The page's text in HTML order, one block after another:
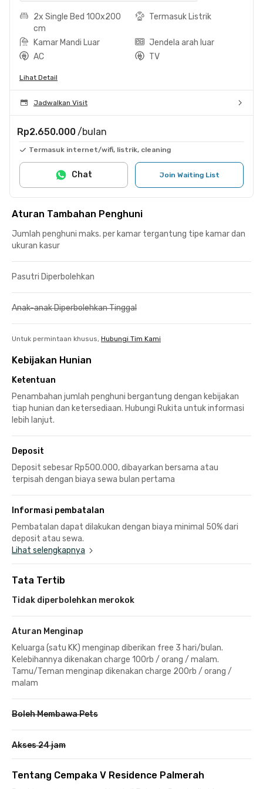
2x Single Bed 100x200
cm
Termasuk Listrik
Kamar Mandi Luar
Jendela arah luar
AC
TV
Lihat Detail
Jadwalkan Visit
Rp2.650.000 /bulan
Termasuk internet/wifi, listrik, cleaning
Join Waiting List
Chat
Aturan Tambahan Penghuni
Jumlah penghuni maks. per kamar tergantung tipe kamar dan
ukuran kasur
Pasutri Diperbolehkan
Anak-anak Diperbolehkan Tinggal
Untuk permintaan khusus, Hubungi Tim Kami
Kebijakan Hunian
Ketentuan
Penambahan jumlah penghuni bergantung dengan kebijakan
tiap hunian dan ketersediaan. Hubungi Rukita untuk informasi
lebih lanjut.
Deposit
Deposit sebesar Rp500.000, dibayarkan bersama atau
terpisah dengan biaya sewa bulan pertama
Informasi pembatalan
Pembatalan dapat dilakukan dengan biaya minimal 50% dari
deposit atau sewa.
Lihat selengkapnya
Tata Tertib
Tidak diperbolehkan merokok
Aturan Menginap
Keluarga (satu KK) menginap diberikan free 3 hari/bulan.
Kelebihannya dikenakan charge 100rb / orang / malam.
Tamu/Teman menginap dikenakan charge 200rb / orang /
malam
Boleh Membawa Pets
Akses 24 jam
Tentang Cempaka V Residence Palmerah